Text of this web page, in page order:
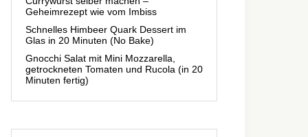
Geheimrezept wie vom Imbiss
Schnelles Himbeer Quark Dessert im
Glas in 20 Minuten (No Bake)
Gnocchi Salat mit Mini Mozzarella,
getrockneten Tomaten und Rucola (in 20
Minuten fertig)